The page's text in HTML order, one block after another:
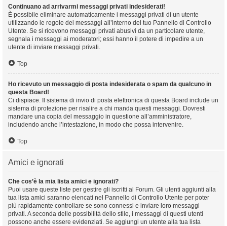
Continuano ad arrivarmi messaggi privati indesiderati!
È possibile eliminare automaticamente i messaggi privati ​​di un utente
utilizzando le regole dei messaggi all’interno del tuo Pannello di Controllo
Utente. Se si ricevono messaggi privati ​​abusivi da un particolare utente,
segnala i messaggi ai moderatori; essi hanno il potere di impedire a un
utente di inviare messaggi privati​​.
Top
Ho ricevuto un messaggio di posta indesiderata o spam da qualcuno in
questa Board!
Ci dispiace. Il sistema di invio di posta elettronica di questa Board include un
sistema di protezione per risalire a chi manda questi messaggi. Dovresti
mandare una copia del messaggio in questione all’amministratore,
includendo anche l’intestazione, in modo che possa intervenire.
Top
Amici e ignorati
Che cos’è la mia lista amici e ignorati?
Puoi usare queste liste per gestire gli iscritti al Forum. Gli utenti aggiunti alla
tua lista amici saranno elencati nel Pannello di Controllo Utente per poter
più rapidamente controllare se sono connessi e inviare loro messaggi
privati. A seconda delle possibilità dello stile, i messaggi di questi utenti
possono anche essere evidenziati. Se aggiungi un utente alla tua lista